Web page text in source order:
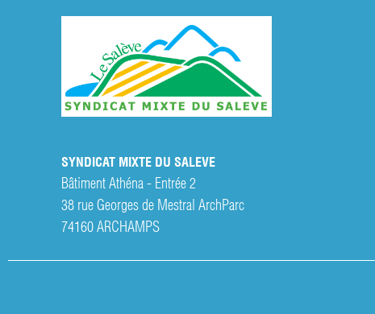
SYNDICAT MIXTE DU SALEVE
Bâtiment Athéna - Entrée 2
38 rue Georges de Mestral ArchParc
74160 ARCHAMPS